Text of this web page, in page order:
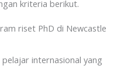
kriteria berikut.
riset PhD di Newcastle
internasional yang